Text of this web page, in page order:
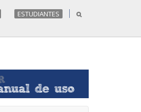
ESTUDIANTES